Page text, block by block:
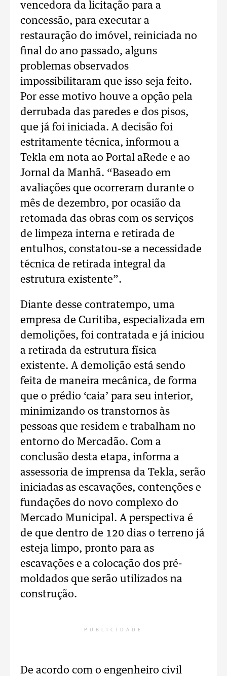
vencedora da licitação para a
concessão, para executar a
restauração do imóvel, reiniciada no
final do ano passado, alguns
problemas observados
impossibilitaram que isso seja feito.
Por esse motivo houve a opção pela
derrubada das paredes e dos pisos,
que já foi iniciada. A decisão foi
estritamente técnica, informou a
Tekla em nota ao Portal aRede e ao
Jornal da Manhã. “Baseado em
avaliações que ocorreram durante o
mês de dezembro, por ocasião da
retomada das obras com os serviços
de limpeza interna e retirada de
entulhos, constatou-se a necessidade
técnica de retirada integral da
estrutura existente”.
Diante desse contratempo, uma
empresa de Curitiba, especializada em
demolições, foi contratada e já iniciou
a retirada da estrutura física
existente. A demolição está sendo
feita de maneira mecânica, de forma
que o prédio ‘caia’ para seu interior,
minimizando os transtornos às
pessoas que residem e trabalham no
entorno do Mercadão. Com a
conclusão desta etapa, informa a
assessoria de imprensa da Tekla, serão
iniciadas as escavações, contenções e
fundações do novo complexo do
Mercado Municipal. A perspectiva é
de que dentro de 120 dias o terreno já
esteja limpo, pronto para as
escavações e a colocação dos pré-
moldados que serão utilizados na
construção.
PUBLICIDADE
De acordo com o engenheiro civil